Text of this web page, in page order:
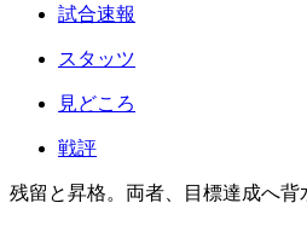
試合速報
スタッツ
見どころ
戦評
残留と昇格。両者、目標達成へ背